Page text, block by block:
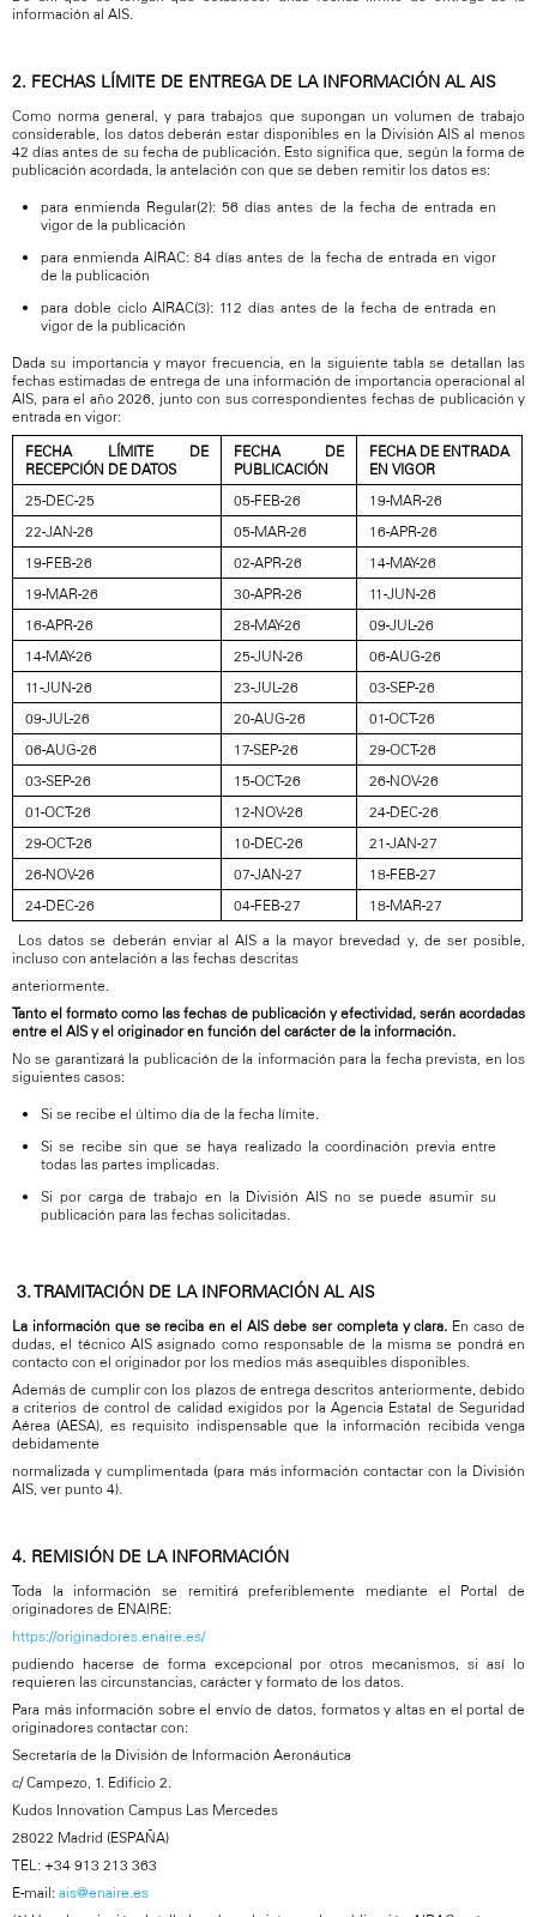
información al AIS.
2. FECHAS LÍMITE DE ENTREGA DE LA INFORMACIÓN AL AIS
Como norma general, y para trabajos que supongan un volumen de trabajo
considerable, los datos deberán estar disponibles en la División AIS al menos
42 días antes de su fecha de publicación. Esto significa que, según la forma de
publicación acordada, la antelación con que se deben remitir los datos es:
para enmienda Regular(2): 56 días antes de la fecha de entrada en
vigor de la publicación
para enmienda AIRAC: 84 días antes de la fecha de entrada en vigor
de la publicación
para doble ciclo AIRAC(3): 112 días antes de la fecha de entrada en
vigor de la publicación
Dada su importancia y mayor frecuencia, en la siguiente tabla se detallan las
fechas estimadas de entrega de una información de importancia operacional al
AIS, para el año 2026, junto con sus correspondientes fechas de publicación y
entrada en vigor:
FECHA LÍMITE DE
RECEPCIÓN DE DATOS
FECHA
DE
PUBLICACIÓN
FECHA DE ENTRADA
EN VIGOR
25-DEC-25
05-FEB-26
19-MAR-26
22-JAN-26
05-MAR-26
16-APR-26
19-FEB-26
02-APR-26
14-MAY-26
19-MAR-26
30-APR-26
11-JUN-26
16-APR-26
28-MAY-26
09-JUL-26
14-MAY-26
25-JUN-26
06-AUG-26
11-JUN-26
23-JUL-26
03-SEP-26
09-JUL-26
20-AUG-26
01-OCT-26
06-AUG-26
17-SEP-26
29-OCT-26
03-SEP-26
15-OCT-26
26-NOV-26
01-OCT-26
12-NOV-26
24-DEC-26
29-OCT-26
10-DEC-26
21-JAN-27
26-NOV-26
07-JAN-27
18-FEB-27
24-DEC-26
04-FEB-27
18-MAR-27
Los datos se deberán enviar al AIS a la mayor brevedad y, de ser posible,
incluso con antelación a las fechas descritas
anteriormente.
Tanto el formato como las fechas de publicación y efectividad, serán acordadas
entre el AIS y el originador en función del carácter de la información.
No se garantizará la publicación de la información para la fecha prevista, en los
siguientes casos:
Si se recibe el último día de la fecha límite.
Si se recibe sin que se haya realizado la coordinación previa entre
todas las partes implicadas.
Si por carga de trabajo en la División AIS no se puede asumir su
publicación para las fechas solicitadas.
3. TRAMITACIÓN DE LA INFORMACIÓN AL AIS
La información que se reciba en el AIS debe ser completa y clara. En caso de
dudas, el técnico AIS asignado como responsable de la misma se pondrá en
contacto con el originador por los medios más asequibles disponibles.
Además de cumplir con los plazos de entrega descritos anteriormente, debido
a criterios de control de calidad exigidos por la Agencia Estatal de Seguridad
Aérea (AESA), es requisito indispensable que la información recibida venga
debidamente
normalizada y cumplimentada (para más información contactar con la División
AIS, ver punto 4).
4. REMISIÓN DE LA INFORMACIÓN
Toda la información se remitirá preferiblemente mediante el Portal de
originadores de ENAIRE:
https://originadores.enaire.es/
pudiendo hacerse de forma excepcional por otros mecanismos, si así lo
requieren las circunstancias, carácter y formato de los datos.
Para más información sobre el envío de datos, formatos y altas en el portal de
originadores contactar con:
Secretaría de la División de Información Aeronáutica
c/ Campezo, 1. Edificio 2.
Kudos Innovation Campus Las Mercedes
28022 Madrid (ESPAÑA)
TEL: +34 913 213 363
E-mail: ais@enaire.es